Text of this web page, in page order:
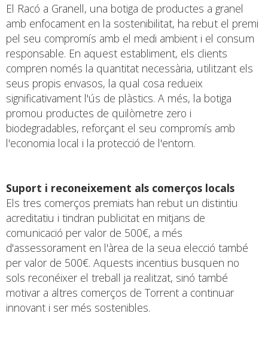
El Racó a Granell, una botiga de productes a granel
amb enfocament en la sostenibilitat, ha rebut el premi
pel seu compromís amb el medi ambient i el consum
responsable. En aquest establiment, els clients
compren només la quantitat necessària, utilitzant els
seus propis envasos, la qual cosa redueix
significativament l'ús de plàstics. A més, la botiga
promou productes de quilòmetre zero i
biodegradables, reforçant el seu compromís amb
l'economia local i la protecció de l'entorn.
Suport i reconeixement als comerços locals
Els tres comerços premiats han rebut un distintiu
acreditatiu i tindran publicitat en mitjans de
comunicació per valor de 500€, a més
d'assessorament en l'àrea de la seua elecció també
per valor de 500€. Aquests incentius busquen no
sols reconéixer el treball ja realitzat, sinó també
motivar a altres comerços de Torrent a continuar
innovant i ser més sostenibles.